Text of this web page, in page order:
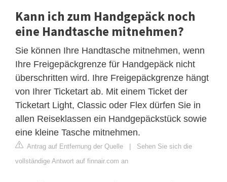
Kann ich zum Handgepäck noch
eine Handtasche mitnehmen?
Sie können Ihre Handtasche mitnehmen, wenn
Ihre Freigepäckgrenze für Handgepäck nicht
überschritten wird. Ihre Freigepäckgrenze hängt
von Ihrer Ticketart ab. Mit einem Ticket der
Ticketart Light, Classic oder Flex dürfen Sie in
allen Reiseklassen ein Handgepäckstück sowie
eine kleine Tasche mitnehmen.
Antrag auf Entfernung der Quelle | Sehen Sie sich die
vollständige Antwort auf finnair.com an